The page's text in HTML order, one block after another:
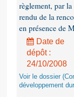
règlement, par
rendu de la
en présence de
Date de
dépôt :
24/10/2008
Voir le dossier
développement